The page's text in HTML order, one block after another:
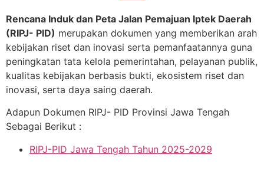
Rencana Induk dan Peta Jalan Pemajuan Iptek Daerah
(RIPJ- PID) merupakan dokumen yang memberikan arah
kebijakan riset dan inovasi serta pemanfaatannya guna
peningkatan tata kelola pemerintahan, pelayanan publik,
kualitas kebijakan berbasis bukti, ekosistem riset dan
inovasi, serta daya saing daerah.
Adapun Dokumen RIPJ- PID Provinsi Jawa Tengah
Sebagai Berikut :
RIPJ-PID Jawa Tengah Tahun 2025-2029